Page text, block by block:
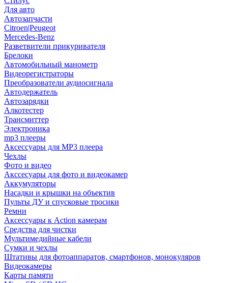
Для авто
Автозапчасти
Citroen|Peugeot
Mercedes-Benz
Разветвители прикуривателя
Брелоки
Автомобильный манометр
Видеорегистраторы
Преобразователи аудиосигнала
Автодержатель
Автозарядки
Алкотестер
Трансмиттер
Электроника
mp3 плееры
Аксессуары для MP3 плеера
Чехлы
Фото и видео
Акссесуары для фото и видеокамер
Аккумуляторы
Насадки и крышки на объектив
Пульты ДУ и спусковые тросики
Ремни
Аксессуары к Action камерам
Средства для чистки
Мультимедийные кабели
Сумки и чехлы
Штативы для фотоаппаратов, смартфонов, монокуляров
Видеокамеры
Карты памяти